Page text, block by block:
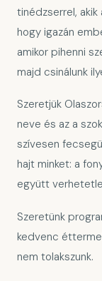
tinédzserrel,
hogy igazán
amikor pihenni
majd csinálunk
Szeretjük
neve és az a
szívesen
hajt minket: a
együtt
Szeretünk
kedvenc
nem tolakszunk.